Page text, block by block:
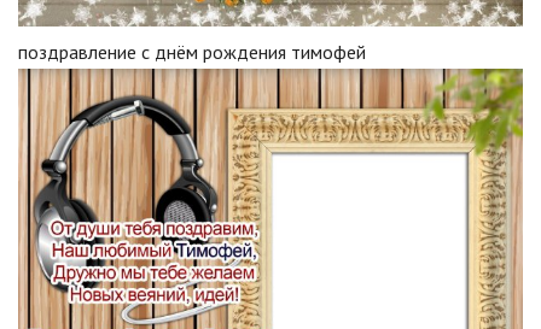
поздравление с днём рождения тимофей